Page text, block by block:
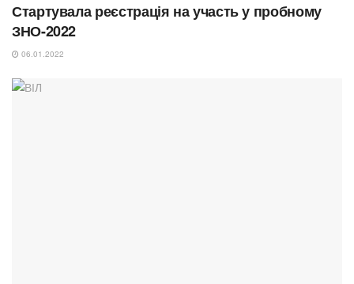
Стартувала реєстрація на участь у пробному
ЗНО-2022
06.01.2022